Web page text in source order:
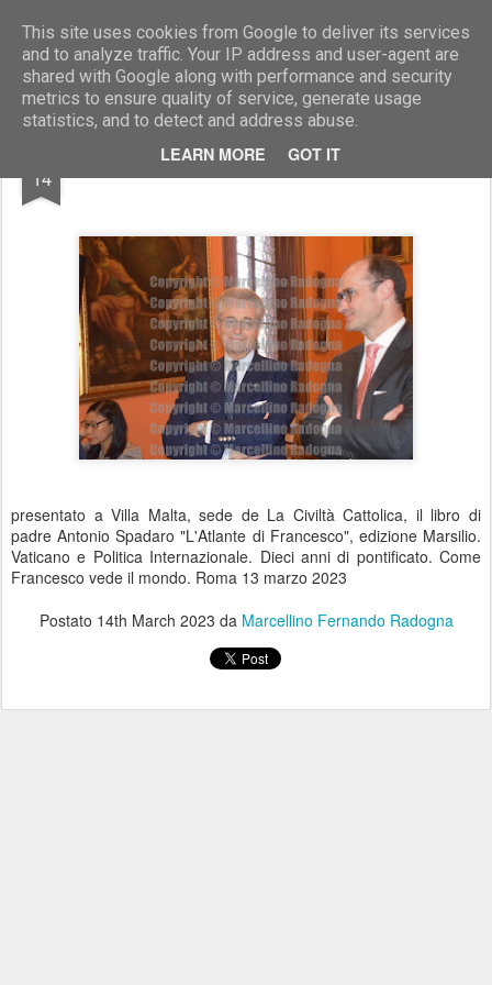
This site uses cookies from Google to deliver its services
and to analyze traffic. Your IP address and user-agent are
shared with Google along with performance and security
metrics to ensure quality of service, generate usage
statistics, and to detect and address abuse.
LEARN MORE GOT IT
Marcellino Radogna - Fotonotizie per la stampa
14 amb.Antonio Zanardi Landi
presentato a Villa Malta, sede de La Civiltà Cattolica, il libro di
padre Antonio Spadaro "L'Atlante di Francesco", edizione Marsilio.
Vaticano e Politica Internazionale. Dieci anni di pontificato. Come
Francesco vede il mondo. Roma 13 marzo 2023
Postato 14th March 2023 da Marcellino Fernando Radogna